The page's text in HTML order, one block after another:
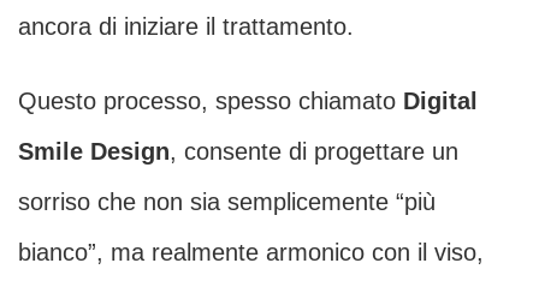
ancora di iniziare il trattamento.
Questo processo, spesso chiamato Digital
Smile Design, consente di progettare un
sorriso che non sia semplicemente “più
bianco”, ma realmente armonico con il viso,